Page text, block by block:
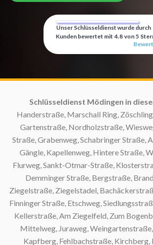
Unser Schlüsseldienst wurde durch
Kunden bewertet mit 4.8 von 5
Schlüsseldienst Mödingen in
Handerstraße, Marschall Ring,
Gartenstraße, Nordholzstraße,
Straße, Grabenweg, Schabringer Straße,
Gängle, Kapellenweg, Hintere Straße,
Flurweg, Sankt-Otmar-Straße,
Demminger Straße, Bergstraße,
Ziegelstraße, Ziegelstadel,
Finninger Straße, Etschweg,
Kellerstraße, Am Ziegelfeld, Zum
Mittelweg, Juraweg,
Kapfberg, Fehlbachstraße, Kirchberg,